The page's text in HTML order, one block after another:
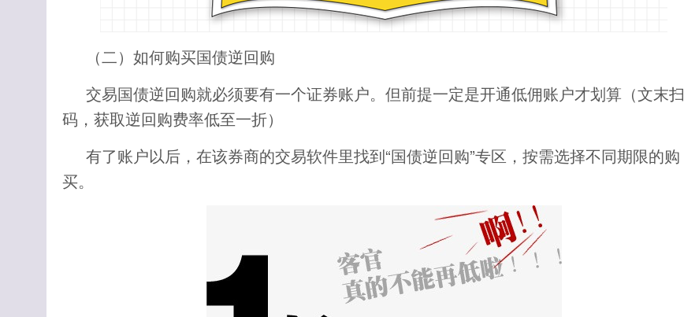
（二）如何购买国债逆回购
交易国债逆回购就必须要有一个证券账户。但前提一定是开通低佣账户才划算（文末扫
码，获取逆回购费率低至一折）
有了账户以后，在该券商的交易软件里找到“国债逆回购”专区，按需选择不同期限的购
买。